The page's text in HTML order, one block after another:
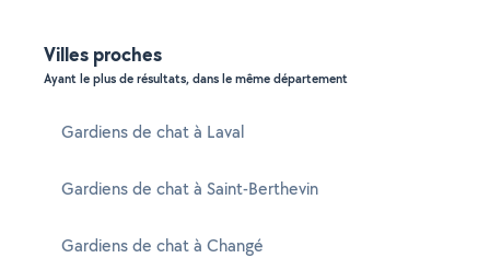
Villes proches
Ayant le plus de résultats, dans le même département
Gardiens de chat à Laval
Gardiens de chat à Saint-Berthevin
Gardiens de chat à Changé